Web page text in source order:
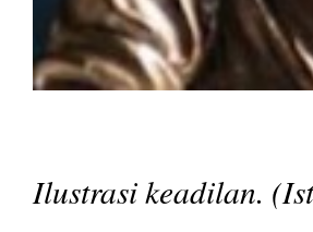
Ilustrasi keadilan.